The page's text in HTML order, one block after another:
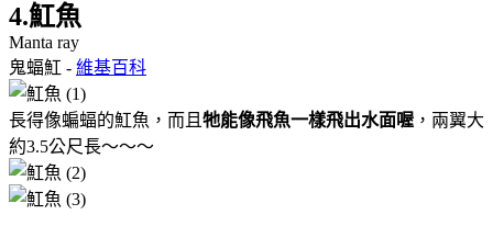
4.魟魚
Manta ray
鬼蝠魟 - 維基百科
長得像蝙蝠的魟魚，而且 牠能像飛魚一樣飛出水面喔 ，兩翼大
約3.5公尺長～～～